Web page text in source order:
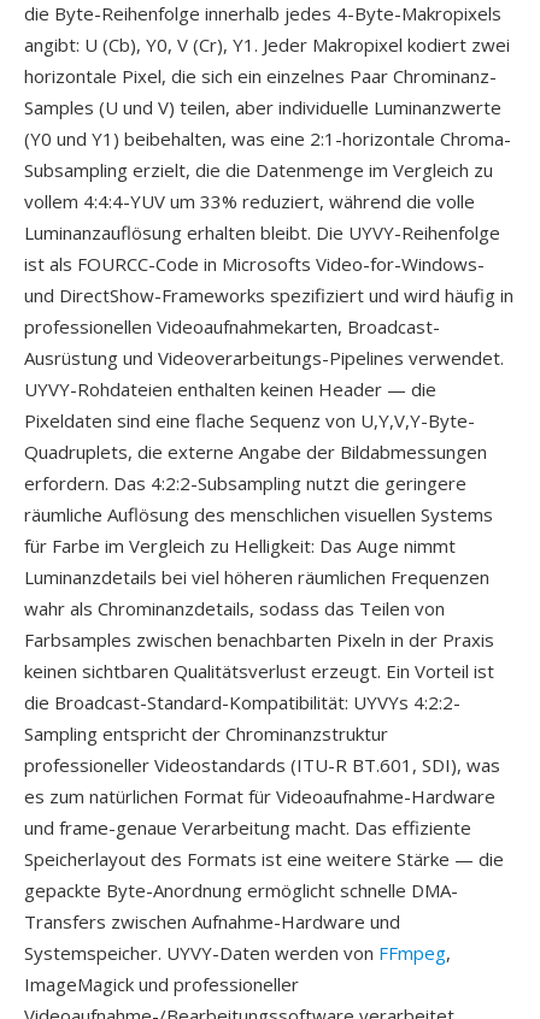
die Byte-Reihenfolge innerhalb jedes 4-Byte-Makropixels
angibt: U (Cb), Y0, V (Cr), Y1. Jeder Makropixel kodiert zwei
horizontale Pixel, die sich ein einzelnes Paar Chrominanz-
Samples (U und V) teilen, aber individuelle Luminanzwerte
(Y0 und Y1) beibehalten, was eine 2:1-horizontale Chroma-
Subsampling erzielt, die die Datenmenge im Vergleich zu
vollem 4:4:4-YUV um 33% reduziert, während die volle
Luminanzauflösung erhalten bleibt. Die UYVY-Reihenfolge
ist als FOURCC-Code in Microsofts Video-for-Windows-
und DirectShow-Frameworks spezifiziert und wird häufig in
professionellen Videoaufnahmekarten, Broadcast-
Ausrüstung und Videoverarbeitungs-Pipelines verwendet.
UYVY-Rohdateien enthalten keinen Header — die
Pixeldaten sind eine flache Sequenz von U,Y,V,Y-Byte-
Quadruplets, die externe Angabe der Bildabmessungen
erfordern. Das 4:2:2-Subsampling nutzt die geringere
räumliche Auflösung des menschlichen visuellen Systems
für Farbe im Vergleich zu Helligkeit: Das Auge nimmt
Luminanzdetails bei viel höheren räumlichen Frequenzen
wahr als Chrominanzdetails, sodass das Teilen von
Farbsamples zwischen benachbarten Pixeln in der Praxis
keinen sichtbaren Qualitätsverlust erzeugt. Ein Vorteil ist
die Broadcast-Standard-Kompatibilität: UYVYs 4:2:2-
Sampling entspricht der Chrominanzstruktur
professioneller Videostandards (ITU-R BT.601, SDI), was
es zum natürlichen Format für Videoaufnahme-Hardware
und frame-genaue Verarbeitung macht. Das effiziente
Speicherlayout des Formats ist eine weitere Stärke — die
gepackte Byte-Anordnung ermöglicht schnelle DMA-
Transfers zwischen Aufnahme-Hardware und
Systemspeicher. UYVY-Daten werden von FFmpeg,
ImageMagick und professioneller